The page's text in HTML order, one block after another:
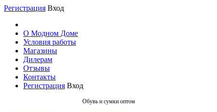
Регистрация Вход
О Модном Доме
Условия работы
Магазины
Дилерам
Отзывы
Контакты
Регистрация Вход
Обувь и сумки оптом